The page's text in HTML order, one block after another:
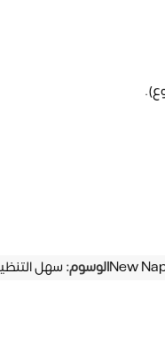
Newالوسوم: سهل